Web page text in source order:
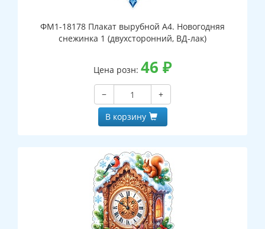
ФМ1-18178 Плакат вырубной А4. Новогодняя
снежинка 1 (двухсторонний, ВД-лак)
Цена розн: 46 ₽
−
+
В корзину